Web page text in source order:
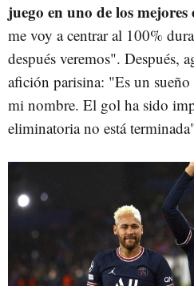
juego en uno de los
me voy a centrar al 100%
después veremos". Después,
afición parisina: "Es un
mi nombre. El gol ha sido
eliminatoria no está